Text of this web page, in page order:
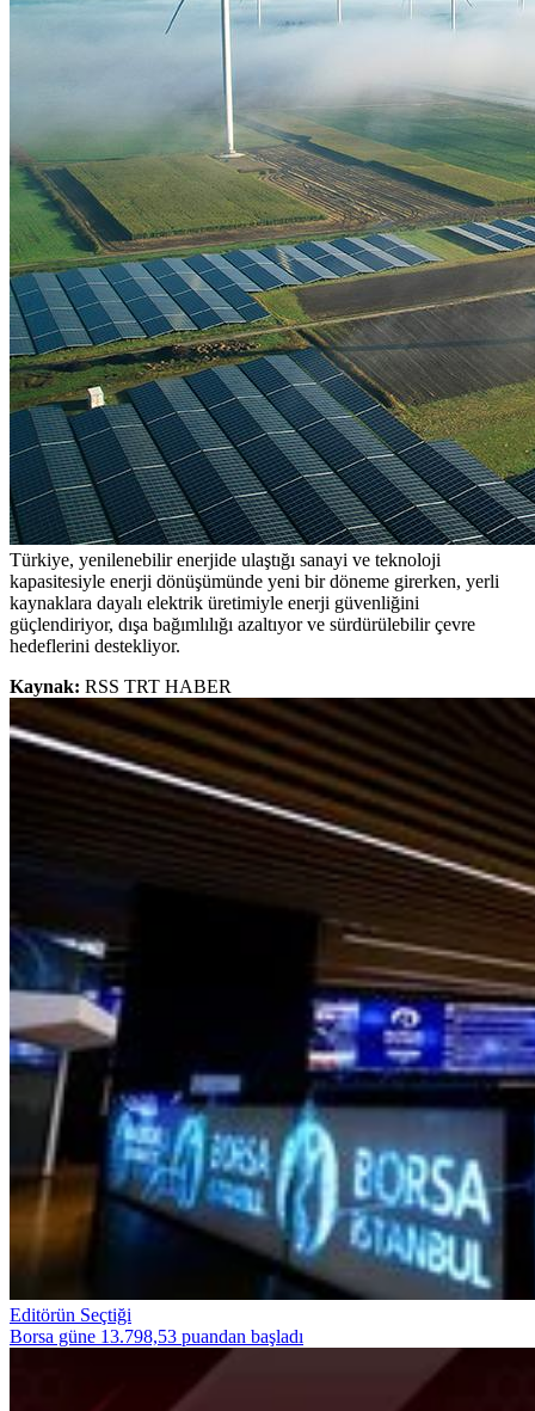
Türkiye, yenilenebilir enerjide ulaştığı sanayi ve teknoloji
kapasitesiyle enerji dönüşümünde yeni bir döneme girerken, yerli
kaynaklara dayalı elektrik üretimiyle enerji güvenliğini
güçlendiriyor, dışa bağımlılığı azaltıyor ve sürdürülebilir çevre
hedeflerini destekliyor.
Kaynak: RSS TRT HABER
Editörün Seçtiği
Borsa güne 13.798,53 puandan başladı